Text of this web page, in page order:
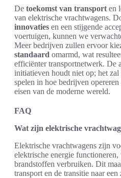
De toekomst van transport en
van elektrische vrachtwagens.
innovaties en een stijgende
voertuigen, kunnen we
Meer bedrijven zullen ervoor
standaard omarmd, wat
efficiënter transportnetwerk. De
initiatieven houdt niet op; het
spelen in hoe bedrijven opereren
eisen van de moderne wereld.
FAQ
Wat zijn elektrische
Elektrische vrachtwagens zijn
elektrische energie
brandstoffen verbruiken. Dit
transport en de transitie naar